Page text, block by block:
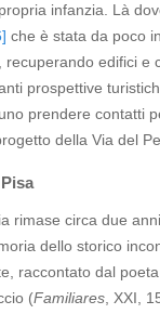
infanzia. Là
che è stata da poco
recuperando edifici e
prospettive
prendere contatti
della Via del
rimase circa due
dello storico
raccontato dal
(Familiares , XXI,